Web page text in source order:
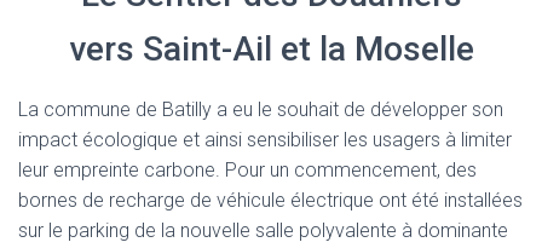
V
I
A
I
vers Saint-Ail et la Moselle
La commune de Batilly a eu le souhait de développer son
impact écologique et ainsi sensibiliser les usagers à limiter
leur empreinte carbone. Pour un commencement, des
bornes de recharge de véhicule électrique ont été installées
sur le parking de la nouvelle salle polyvalente à dominante